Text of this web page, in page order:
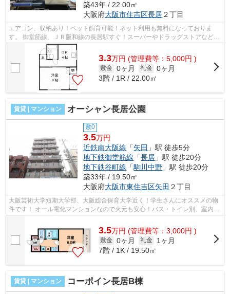
築43年 / 22.00㎡
大阪府大阪市住吉区長居２丁目
エアコン、収納あり！ペット飼育可能！ネット利用も無料になっておりま
す。 御堂筋線、ＪＲ阪和線の長居駅すぐ！スーパーやドラッグストアなど近
くにあります。 ■□■□■□■□■□■□■□■□■□■...
3.3万円 (管理費等：5,000円 )
敷金 0ヶ月 礼金 0ヶ月
3階 / 1R / 22.00㎡
賃貸 | マンション オーシャン長居公園
敷0
3.5万円
近鉄南大阪線 「矢田 」駅 徒歩5分
地下鉄御堂筋線 「長居 」駅 徒歩20分
地下鉄谷町線 「駒川中野 」駅 徒歩20分
築33年 / 19.50㎡
大阪府大阪市東住吉区矢田 ２丁目
大阪芸術大学短期大学部、大阪総合保育大学近く！学生さんにオススメの物
件です！ オール電化マンションなので火元も安心！バス・トイレ別、室内洗
3.5万円 (管理費等：3,000円 )
敷金 0ヶ月 礼金
1ヶ月
7階 / 1K / 19.50㎡
賃貸 | マンション コーポイン長居B棟